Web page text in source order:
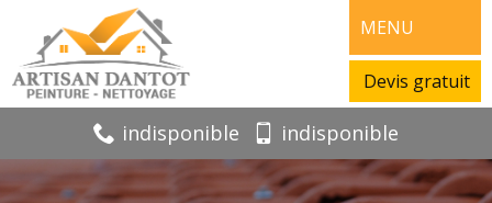
MENU
Devis gratuit
indisponible indisponible